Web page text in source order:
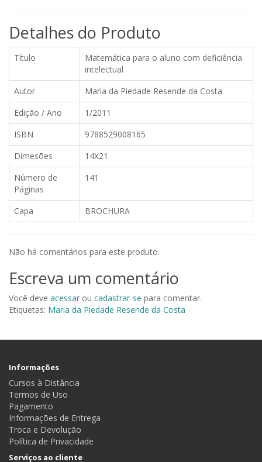
Detalhes do Produto
Título
Matemática para o aluno com deficiência
intelectual
Autor
Maria da Piedade Resende da Costa
Edição / Ano
1/2011
ISBN
9788529008165
Dimesões
14X21
Número de
Páginas
141
Capa BROCHURA
Não há comentários para este produto.
Escreva um comentário
Você deve acessar ou cadastrar-se para comentar.
Etiquetas: Maria da Piedade Resende da Costa
Informações
Cursos à Distância
Termos de Uso
Pagamento
Informações de Entrega
Troca e Devolução
Política de Privacidade
Serviços ao cliente